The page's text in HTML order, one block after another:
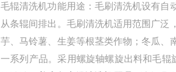
毛辊清洗机功能用途：毛刷清洗机设有自
从条辊间排出。毛刷清洗机适用范围广
芋、马铃薯、生姜等根茎类作物；冬瓜、
一系列产品。采用螺旋轴螺旋出料和毛辊